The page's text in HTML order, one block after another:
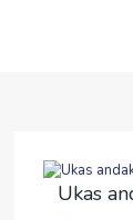
BLI MED
Ukas